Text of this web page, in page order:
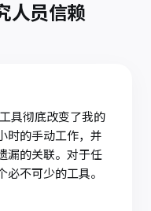
人员信赖
具彻底改变了我的
时的手动工作，并
漏的关联。对于任
不可少的工具。